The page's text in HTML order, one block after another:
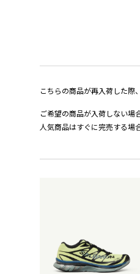
こちらの商品が再入荷した際
ご希望の商品が入荷しない場
人気商品はすぐに完売する場